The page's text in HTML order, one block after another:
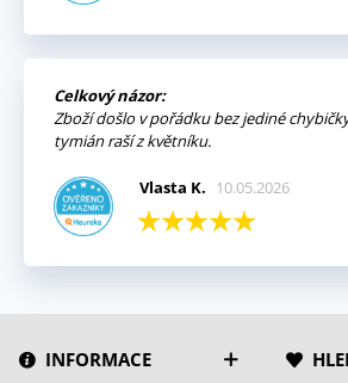
Celkový názor:
Zboží došlo v pořádku bez jediné
tymián raší z květníku.
Vlasta K. 10.05.2026
INFORMACE